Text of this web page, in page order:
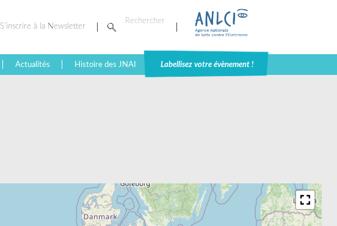
S’inscrire à la Newsletter
Actualités Histoire des JNAI Labellisez votre évènement !